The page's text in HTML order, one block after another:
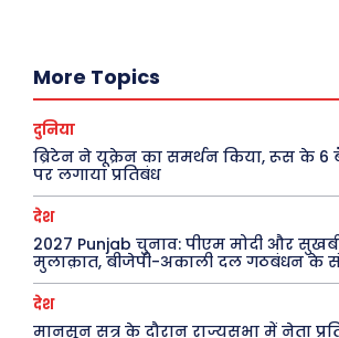
दुनिया
सरकारी योजना
फ़िल्मी दुनिया
More Topics
दुनिया
ब्रिटेन ने यूक्रेन का समर्थन किया, रूस के
पर लगाया प्रतिबंध
देश
2027 Punjab चुनाव: पीएम मोदी और
मुलाक़ात, बीजेपी-अकाली दल गठबंधन के
देश
मानसून सत्र के दौरान राज्यसभा में नेता